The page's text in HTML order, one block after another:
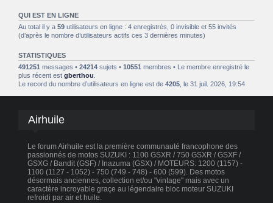
QUI EST EN LIGNE
Au total il y a59 utilisateurs en ligne : 4 enregistrés, 0 invisible et 55 invités
(d’après le nombre d’utilisateurs actifs ces 3 dernières minutes)
STATISTIQUES
491251 messages •24214 sujets •10551 membres • Le membre enregistré le
plus récent estgberthou
Le record du nombre d’utilisateurs en ligne est de4205 , le 31 juil. 2026, 19:54
Airhuile
Le forum Airhuile est la première communauté francophone des
passionnés de motos SUZUKI : 1100 GSXR / 750 GSXR / GSXF /
GSXG / Bandit (GSF) / Inazuma (GSX) / MOTEURS: 1200 (1157) -
1100 (1127 - 1052) - 750 (749 - 748) - 600 (599). Des motos
désormais anciennes, collection et/ou "vintage" mais avec un
caractère incroyable graçe au légendaire bloc moteur SUZUKI
refroidi par air et huile.